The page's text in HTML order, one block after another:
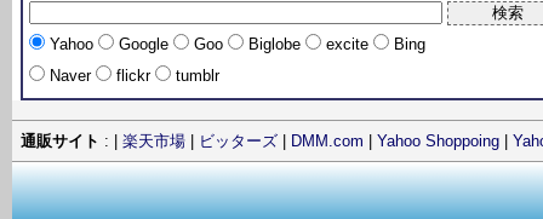
Yahoo Google Goo Biglobe excite
Bing
Naver
flickr tumblr
通販サイト : | 楽天市場 ビッターズ DMM.com Yahoo Shoppoing